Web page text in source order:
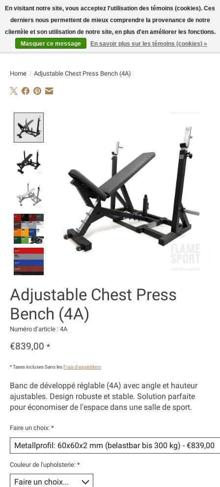
E-MAIL:info@flame-sport.deTEL.: +49 1525 9705 011
Liste de souhaits
Panier
Home / Adjustable Chest Press Bench (4A)
Adjustable Chest Press
Bench (4A)
Numéro d’article : 4A
€839,00 *
* Taxes incluses Sans les Frais d'expédition
Banc de développé réglable (4A) avec angle et hauteur
ajustables. Design robuste et stable. Solution parfaite
pour économiser de l'espace dans une salle de sport.
Faire un choix: *
Couleur de l'upholsterie: *
En visitant notre site, vous acceptez l'utilisation des témoins (cookies). Ces
derniers nous permettent de mieux comprendre la provenance de notre
clientèle et son utilisation de notre site, en plus d'en améliorer les fonctions.
Masquer ce message
En savoir plus sur les témoins (cookies) »